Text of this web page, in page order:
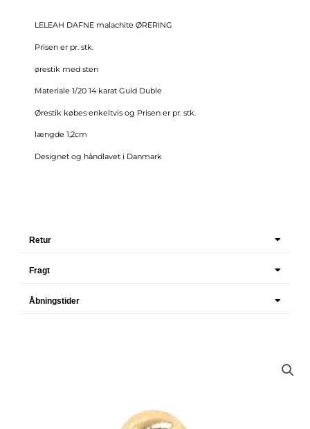
LELEAH DAFNE malachite ØRERING
Prisen er pr. stk.
ørestik med sten
Materiale 1/20 14 karat Guld Duble
Ørestik købes enkeltvis og Prisen er pr. stk.
længde 1,2cm
Designet og håndlavet i Danmark
Retur
Fragt
Åbningstider